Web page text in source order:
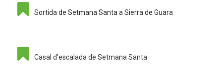
Sortida de Setmana Santa a Sierra de Guara
Casal d'escalada de Setmana Santa